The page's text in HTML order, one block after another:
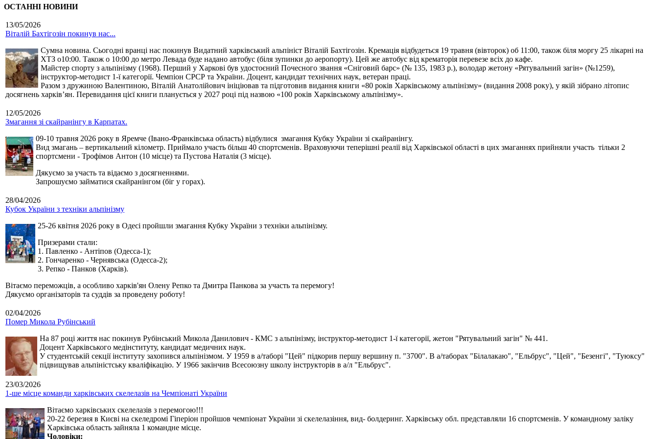
ОСТАННІ НОВИНИ
13/05/2026
Віталій Бахтігозін покинув нас...
Сумна новина. Сьогодні вранці нас покинув Видатний харківський альпініст Віталій Бахтігозін. Кремація відбудеться 19 травня (вівторок) об 11:00, також біля моргу 25 лікарні на
ХТЗ о10:00. Також о 10:00 до метро Левада буде надано автобус (біля зупинки до аеропорту). Цей же автобус від крематорія перевезе всіх до кафе.
Майстер спорту з альпінізму (1968). Перший у Харкові був удостоєний Почесного звання «Сніговий барс» (№ 135, 1983 р.), володар жетону «Рятувальний загін» (№1259),
інструктор-методист 1-ї категорії. Чемпіон СРСР та України. Доцент, кандидат технічних наук, ветеран праці.
Разом з дружиною Валентиною, Віталій Анатолійович ініціював та підготовив видання книги «80 років Харківському альпінізму» (видання 2008 року), у якій зібрано літопис
досягнень харків’ян. Перевидання цієї книги планується у 2027 році під назвою «100 років Харківському альпінізму».
12/05/2026
Змагання зі скайранінгу в Карпатах.
09-10 травня 2026 року в Яремче (Івано-Франківська область) відбулися змагання Кубку України зі скайранінгу.
Вид змагань – вертикальний кілометр. Приймало участь більш 40 спортсменів. Враховуючи теперішні реалії від Харківської області в цих змаганнях прийняли участь тільки 2
спортсмени - Трофімов Антон (10 місце) та Пустова Наталія (3 місце).
Дякуємо за участь та відаємо з досягненнями.
Запрошуємо займатися скайранінгом (біг у горах).
28/04/2026
Кубок України з техніки альпінізму
25-26 квітня 2026 року в Одесі пройшли змагання Кубку України з техніки альпінізму.
Призерами стали:
1. Павленко - Антіпов (Одесса-1);
2. Гончаренко - Чернявська (Одесса-2);
3. Репко - Панков (Харків).
Вітаємо переможців, а особливо харків'ян Олену Репко та Дмитра Панкова за участь та перемогу!
Дякуємо організаторів та суддів за проведену роботу!
02/04/2026
Помер Микола Рубінський
На 87 році життя нас покинув Рубінський Микола Данилович - КМС з альпінізму, інструктор-методист 1-ї категорії, жетон "Рятувальний загін" № 441.
Доцент Харківського медінституту, кандидат медичних наук.
У студентській секції інституту захопився альпінізмом. У 1959 в а/таборі "Цей" підкорив першу вершину п. "3700". В а/таборах "Білалакаю", "Ельбрус", "Цей", "Безенгі", "Туюксу"
підвищував альпіністську кваліфікацію. У 1966 закінчив Всесоюзну школу інструкторів в а/л "Ельбрус".
23/03/2026
1-ше місце команди харківських скелелазів на Чемпіонаті України
Вітаємо харківських скелелазів з перемогою!!!
20-22 березня в Києві на скеледромі Гіперіон пройшов чемпіонат України зі скелелазіння, вид- болдеринг. Харківську обл. представляли 16 спортсменів. У командному заліку
Харківська область зайняла 1 командне місце.
Чоловіки: